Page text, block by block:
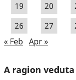
19
20
26
27
« Feb Apr »
A ragion veduta